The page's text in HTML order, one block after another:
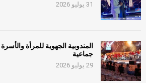
31 يوليو 2026
المندوبية الجهوية للمرأة
جماعية
29 يوليو 2026